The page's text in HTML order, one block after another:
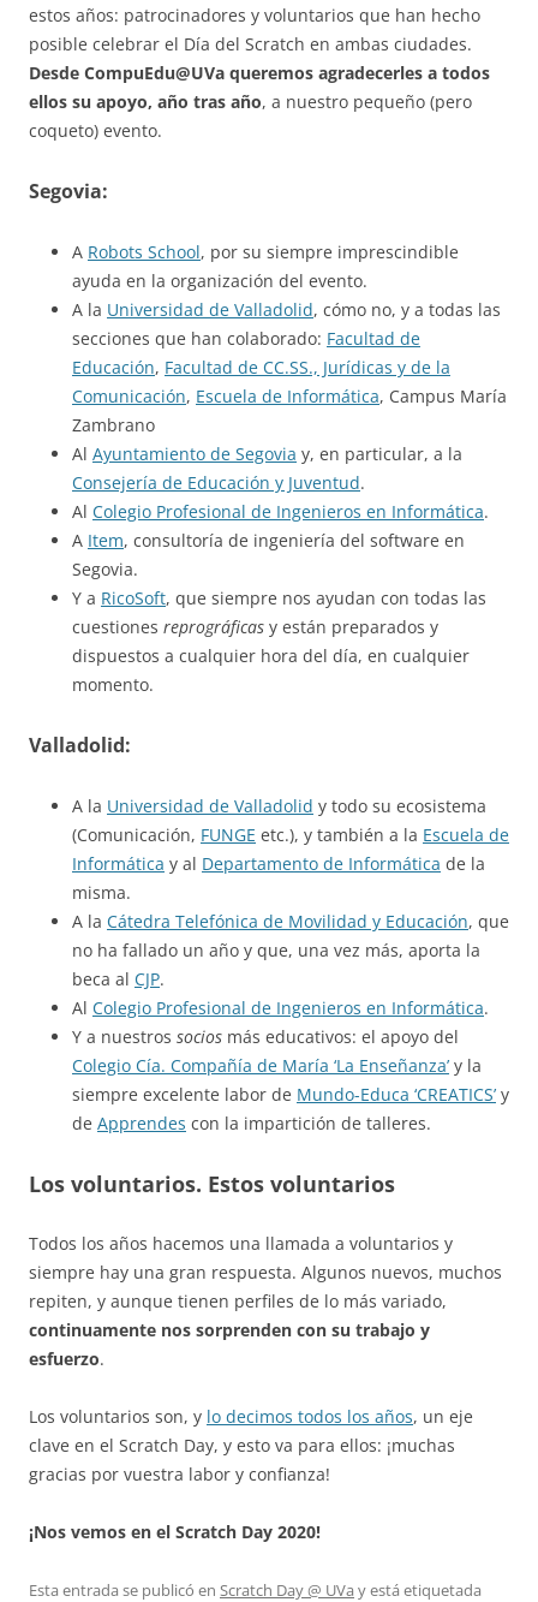
estos años: patrocinadores y voluntarios que han hecho
posible celebrar el Día del Scratch en ambas ciudades.
Desde CompuEdu@UVa queremos agradecerles a todos
ellos su apoyo, año tras año, a nuestro pequeño (pero
coqueto) evento.
Segovia:
A Robots School, por su siempre imprescindible
ayuda en la organización del evento.
A la Universidad de Valladolid, cómo no, y a todas las
secciones que han colaborado: Facultad de
Educación, Facultad de CC.SS., Jurídicas y de la
Comunicación, Escuela de Informática, Campus María
Zambrano
Al Ayuntamiento de Segovia y, en particular, a la
Consejería de Educación y Juventud.
Al Colegio Profesional de Ingenieros en Informática.
A Item, consultoría de ingeniería del software en
Segovia.
Y a RicoSoft, que siempre nos ayudan con todas las
cuestiones reprográficas y están preparados y
dispuestos a cualquier hora del día, en cualquier
momento.
Valladolid:
A la Universidad de Valladolid y todo su ecosistema
(Comunicación, FUNGE etc.), y también a la Escuela de
Informática y al Departamento de Informática de la
misma.
A la Cátedra Telefónica de Movilidad y Educación, que
no ha fallado un año y que, una vez más, aporta la
beca al CJP.
Al Colegio Profesional de Ingenieros en Informática.
Y a nuestros socios más educativos: el apoyo del
Colegio Cía. Compañía de María ‘La Enseñanza’ y la
siempre excelente labor de Mundo-Educa ‘CREATICS’ y
de Apprendes con la impartición de talleres.
Los voluntarios. Estos voluntarios
Todos los años hacemos una llamada a voluntarios y
siempre hay una gran respuesta. Algunos nuevos, muchos
repiten, y aunque tienen perfiles de lo más variado,
continuamente nos sorprenden con su trabajo y
esfuerzo.
Los voluntarios son, y lo decimos todos los años, un eje
clave en el Scratch Day, y esto va para ellos: ¡muchas
gracias por vuestra labor y confianza!
¡Nos vemos en el Scratch Day 2020!
Esta entrada se publicó en Scratch Day @ UVa y está etiquetada